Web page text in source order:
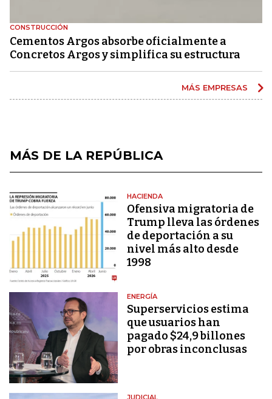
CONSTRUCCIÓN
Cementos Argos absorbe oficialmente a
Concretos Argos y simplifica su estructura
MÁS EMPRESAS
MÁS DE LA REPÚBLICA
HACIENDA
Ofensiva migratoria de
Trump lleva las órdenes
de deportación a su
nivel más alto desde
1998
ENERGÍA
Superservicios estima
que usuarios han
pagado $24,9 billones
por obras inconclusas
JUDICIAL